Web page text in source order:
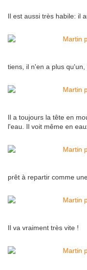
Il est aussi très habile: il
tiens, il n'en a plus
Il a toujours la tête en
l'eau. Il voit même en
prêt à repartir comme
Il va vraiment très vite !